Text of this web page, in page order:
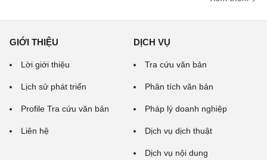
GIỚI THIỆU
Lời giới thiệu
Lịch sử phát triển
Profile Tra cứu văn bản
Liên hệ
DỊCH VỤ
Tra cứu văn bản
Phân tích văn bản
Pháp lý doanh nghiệp
Dịch vụ dịch thuật
Dịch vụ nội dung